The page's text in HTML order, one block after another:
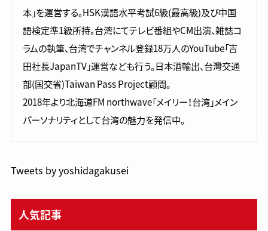
本」を運営する。HSK漢語水平考試6級(最高級)及び中国
語検定準1級所持。台湾にてテレビ番組やCM出演、雑誌コ
ラムの執筆、台湾でチャンネル登録18万人のYouTube「吉
田社長JapanTV」運営なども行う。日本酒輸出、台灣交通
部(国交省)Taiwan Pass Project顧問。
2018年より北海道FM northwave「メイリー！台湾」メイン
パーソナリティとして台湾の魅力を発信中。
Tweets by yoshidagakusei
人気記事